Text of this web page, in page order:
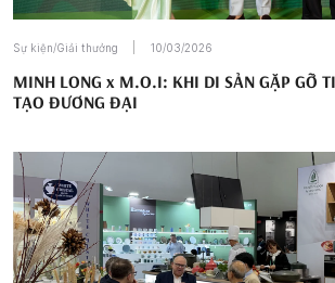
Sự kiện/Giải thưởng 10/03/2026
MINH LONG x M.O.I: KHI DI SẢN GẶP GỠ
TẠO ĐƯƠNG ĐẠI